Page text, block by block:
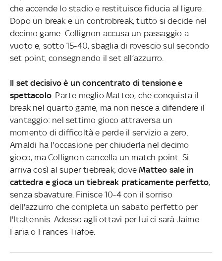
che accende lo stadio e restituisce fiducia al ligure.
Dopo un break e un controbreak, tutto si decide nel
decimo game: Collignon accusa un passaggio a
vuoto e, sotto 15-40, sbaglia di rovescio sul secondo
set point, consegnando il set all’azzurro.
Il set decisivo è un concentrato di tensione e
spettacolo . Parte meglio Matteo, che conquista il
break nel quarto game, ma non riesce a difendere il
vantaggio: nel settimo gioco attraversa un
momento di difficoltà e perde il servizio a zero.
Arnaldi ha l'occasione per chiuderla nel decimo
gioco, ma Collignon cancella un match point. Si
arriva così al super tiebreak, dove Matteo sale in
cattedra e gioca un tiebreak praticamente perfetto,
senza sbavature. Finisce 10-4 con il sorriso
dell'azzurro che completa un sabato perfetto per
l'Italtennis. Adesso agli ottavi per lui ci sarà Jaime
Faria o Frances Tiafoe.